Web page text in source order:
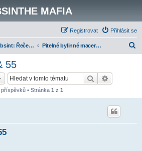
MAFIA
Přihlásit se
Registrovat
Nepravý Absint: Řečeno politicky korektně - "Moderní absinth" Pitelné bylinné maceráty
55
Hledat
příspěvků • Stránka 1 z 1